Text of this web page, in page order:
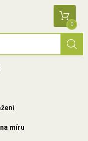
0
míru